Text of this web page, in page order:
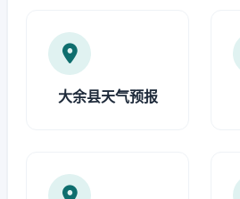
大余县天气预报